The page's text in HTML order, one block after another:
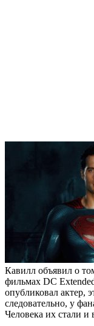
Кавилл объявил о
фильмах DC
опубликовал актер,
следовательно, у
Человека их стали и